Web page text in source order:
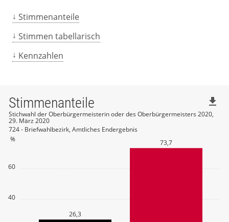
Stimmenanteile
Stimmen tabellarisch
Kennzahlen
40
60
%
26,3
73,7
Stimmenanteile
Stichwahl der Oberbürgermeisterin oder des Oberbürgermeisters 2020,
29. März 2020
724 - Briefwahlbezirk, Amtliches Endergebnis
file_download